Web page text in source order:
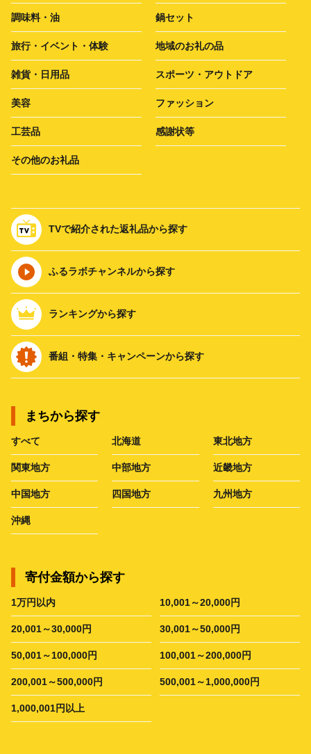
調味料・油 鍋セット
旅行・イベント・体験 地域のお礼の品
雑貨・日用品 スポーツ・アウトドア
美容 ファッション
工芸品 感謝状等
その他のお礼品
TVで紹介された返礼品から探す
ふるラボチャンネルから探す
ランキングから探す
番組・特集・キャンペーンから探す
まちから探す
すべて 北海道 東北地方
関東地方 中部地方 近畿地方
中国地方 四国地方 九州地方
沖縄
寄付金額から探す
1万円以内 10,001～20,000円
20,001～30,000円 30,001～50,000円
50,001～100,000円 100,001～200,000円
200,001～500,000円 500,001～1,000,000円
1,000,001円以上